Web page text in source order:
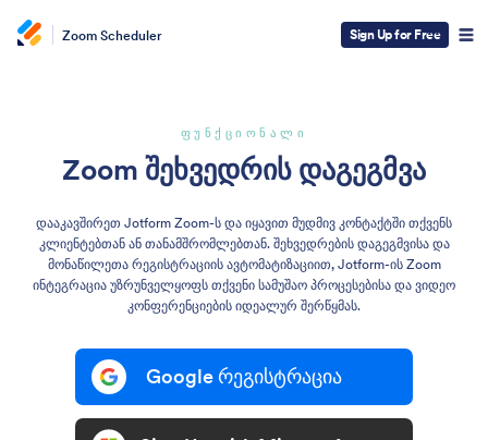
Zoom Scheduler Sign Up for Free
ფუნქციონალი
Zoom შეხვედრის დაგეგმვა
დააკავშირეთ Jotform Zoom-ს და იყავით მუდმივ კონტაქტში თქვენს
კლიენტებთან ან თანამშრომლებთან. შეხვედრების დაგეგმვისა და
მონაწილეთა რეგისტრაციის ავტომატიზაციით, Jotform-ის Zoom
ინტეგრაცია უზრუნველყოფს თქვენი სამუშაო პროცესებისა და ვიდეო
კონფერენციების იდეალურ შერწყმას.
Google რეგისტრაცია